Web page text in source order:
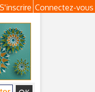
Connectez-vous
S'inscrire